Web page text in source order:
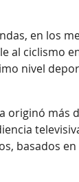
en los
al ciclismo
nivel
originó más
basados